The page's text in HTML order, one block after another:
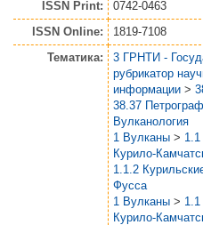
ISSN Print:
0742-0463
ISSN Online:
1819-7108
Тематика:
3 ГРНТИ -
рубрикатор
информации >
38.37
Вулканология
1 Вулканы >
Курило-
1.1.2
Фусса
1 Вулканы >
Курило-